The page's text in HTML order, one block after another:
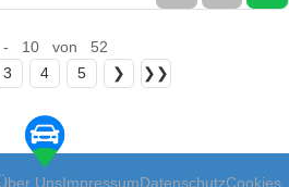
10 von 52
3 4 5 ❯ ❯❯
UnsImpressum DatenschutzCookies